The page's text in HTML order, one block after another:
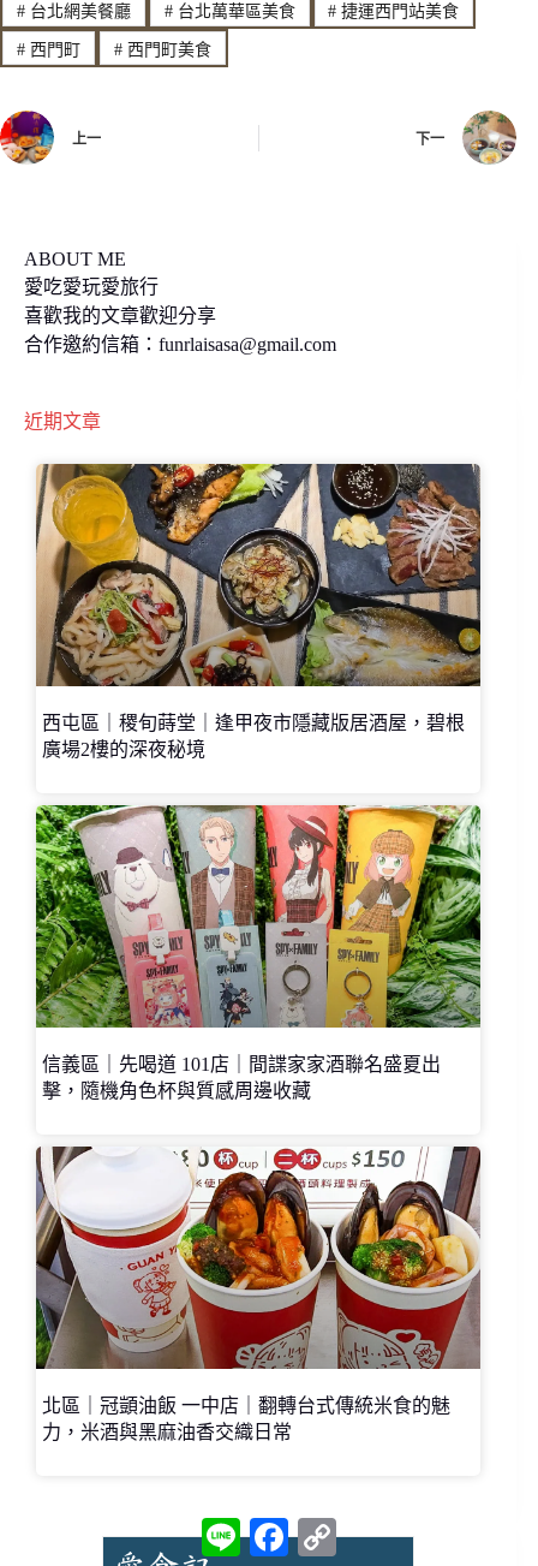
b
o
L
i
#台北網美餐廳 #台北萬華區美食 # 捷運西門站美食
#西門町 #西門町美食
上一 下一
ABOUT ME
愛吃愛玩愛旅行
喜歡我的文章歡迎分享
合作邀約信箱： funrlaisasa@gmail.com
近期文章
西屯區｜稷旬蒔堂｜逢甲夜市隱藏版居酒屋，碧根
廣場2樓的深夜秘境
信義區｜先喝道 101店｜間諜家家酒聯名盛夏出
擊，隨機角色杯與質感周邊收藏
北區｜冠顗油飯 一中店｜翻轉台式傳統米食的魅
力，米酒與黑麻油香交織日常
L
F